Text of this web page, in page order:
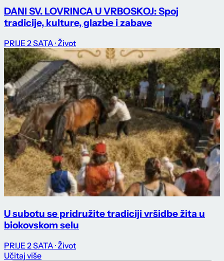
DANI SV. LOVRINCA U VRBOSKOJ: Spoj
tradicije, kulture, glazbe i zabave
PRIJE 2 SATA · Život
U subotu se pridružite tradiciji vršidbe žita u
biokovskom selu
PRIJE 2 SATA · Život
Učitaj više